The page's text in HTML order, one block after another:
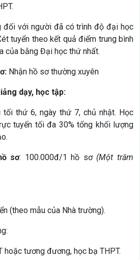
đối với người đã có trình độ đại học
tuyển theo kết quả điểm trung bình
của bằng Đại học thứ nhất.
Nhận hồ sơ thường xuyên
dạy, học tập:
tối thứ 6, ngày thứ 7, chủ nhật. Học
tuyến tối đa 30% tổng khối lượng
sơ: 100.000đ/1 hồ sơ (Một trăm
(theo mẫu của Nhà trường).
hoặc tương đương, học bạ THPT.